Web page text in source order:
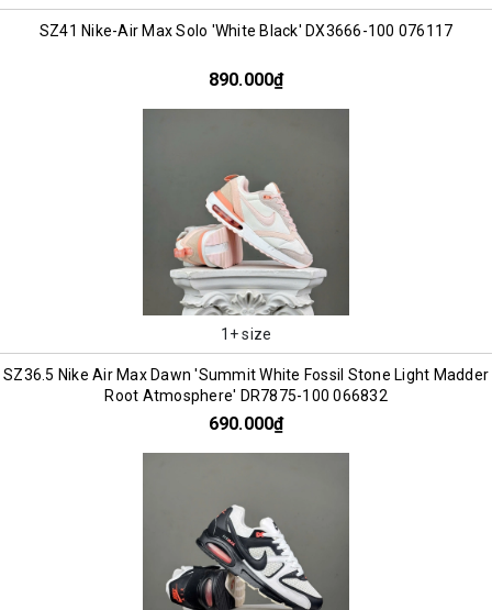
SZ41 Nike-Air Max Solo 'White Black' DX3666-100 076117
890.000₫
1+ size
SZ36.5 Nike Air Max Dawn 'Summit White Fossil Stone Light Madder
Root Atmosphere' DR7875-100 066832
690.000₫